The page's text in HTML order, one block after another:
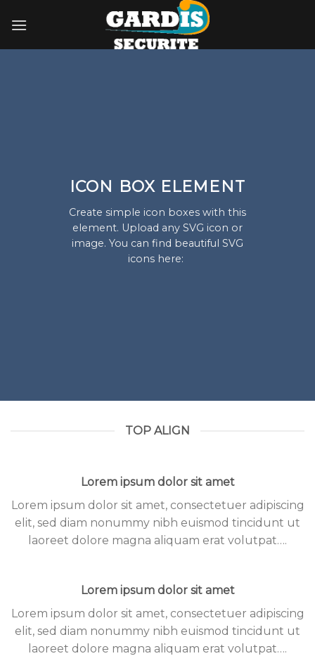
ICON BOX ELEMENT
Create simple icon boxes with this
element. Upload any SVG icon or
image. You can find beautiful SVG
icons here:
TOP ALIGN
Lorem ipsum dolor sit amet
Lorem ipsum dolor sit amet, consectetuer adipiscing
elit, sed diam nonummy nibh euismod tincidunt ut
laoreet dolore magna aliquam erat volutpat….
Lorem ipsum dolor sit amet
Lorem ipsum dolor sit amet, consectetuer adipiscing
elit, sed diam nonummy nibh euismod tincidunt ut
laoreet dolore magna aliquam erat volutpat….